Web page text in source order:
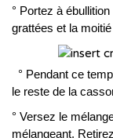
° Portez à
grattées et la
° Pendant ce
le reste de la
° Versez le
mélangeant.